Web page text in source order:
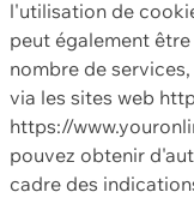
l'utilisation de
peut également
nombre de
via les sites web
https://
pouvez obtenir
cadre des